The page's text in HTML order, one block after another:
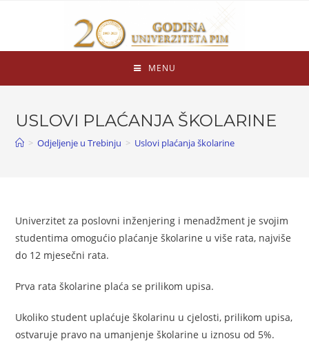
MENU
USLOVI PLAĆANJA ŠKOLARINE
> Odjeljenje u Trebinju > Uslovi plaćanja školarine
Univerzitet za poslovni inženjering i menadžment je svojim
studentima omogućio plaćanje školarine u više rata, najviše
do 12 mjesečni rata.
Prva rata školarine plaća se prilikom upisa.
Ukoliko student uplaćuje školarinu u cjelosti, prilikom upisa,
ostvaruje pravo na umanjenje školarine u iznosu od 5%.